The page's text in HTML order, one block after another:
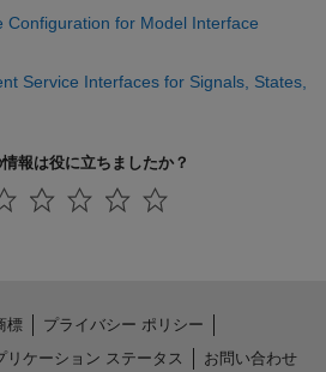
Configuration for Model Interface
Service Interfaces for Signals, States,
報は役に立ちましたか？
標
プライバシー ポリシー
リケーション ステータス お問い合わせ